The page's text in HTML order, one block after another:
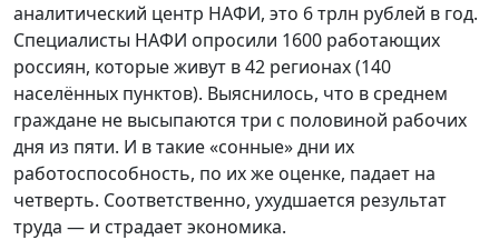
аналитический центр НАФИ, это 6 трлн рублей в год.
Специалисты НАФИ опросили 1600 работающих
россиян, которые живут в 42 регионах (140
населённых пунктов). Выяснилось, что в среднем
граждане не высыпаются три с половиной рабочих
дня из пяти. И в такие «сонные» дни их
работоспособность, по их же оценке, падает на
четверть. Соответственно, ухудшается результат
труда — и страдает экономика.